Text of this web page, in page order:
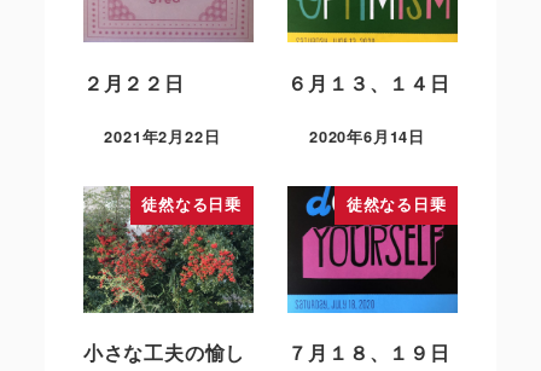
２月２２日
2021年2月22日
６月１３、１４日
2020年6月14日
徒然なる日乗
小さな工夫の愉し
徒然なる日乗
７月１８、１９日